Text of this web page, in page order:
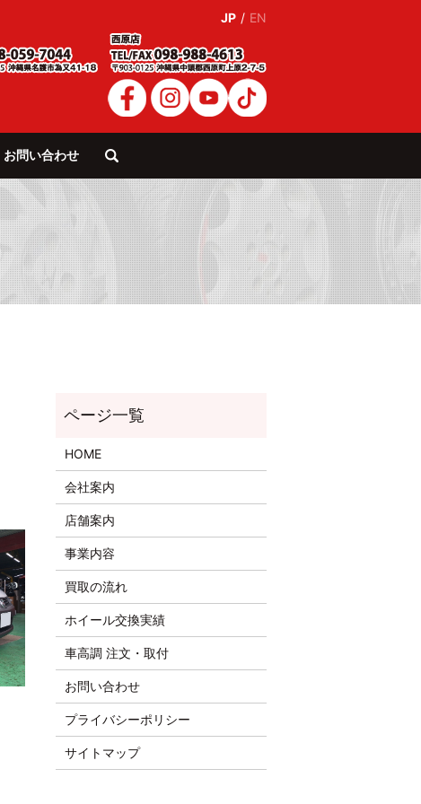
JP / EN
お問い合わせ
search
HOME
会社案内
店舗案内
事業内容
買取の流れ
ホイール交換実績
車高調 注文・取付
お問い合わせ
プライバシーポリシー
サイトマップ